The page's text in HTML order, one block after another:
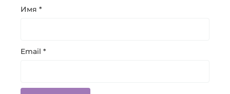
Имя *
Email *